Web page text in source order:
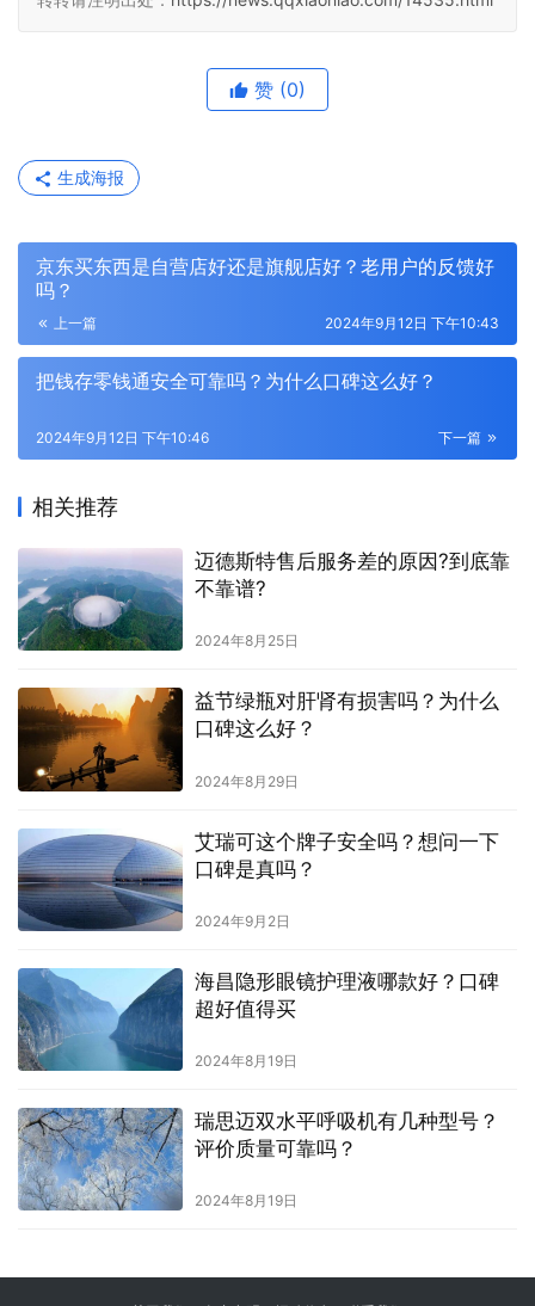
赞 (0)
生成海报
京东买东西是自营店好还是旗舰店好？老用户的反馈好
吗？
上一篇 2024年9月12日 下午10:43
把钱存零钱通安全可靠吗？为什么口碑这么好？
下一篇
2024年9月12日 下午10:46
相关推荐
迈德斯特售后服务差的原因?到底靠
不靠谱?
2024年8月25日
益节绿瓶对肝肾有损害吗？为什么
口碑这么好？
2024年8月29日
艾瑞可这个牌子安全吗？想问一下
口碑是真吗？
2024年9月2日
海昌隐形眼镜护理液哪款好？口碑
超好值得买
2024年8月19日
瑞思迈双水平呼吸机有几种型号？
评价质量可靠吗？
2024年8月19日